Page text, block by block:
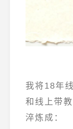
我将18年
和线上带
淬炼成：